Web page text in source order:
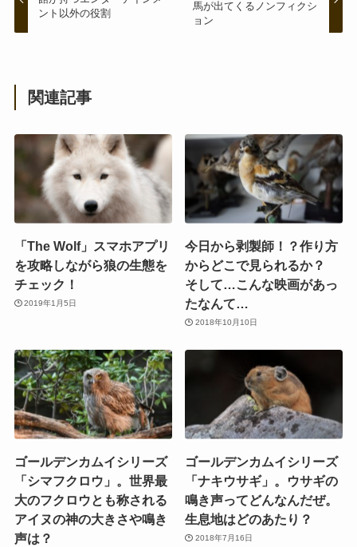
ント以外の役割
馬が出てくるノンフィクシ
ョン
関連記事
「The Wolf」スマホアプリ
を攻略しながら狼の生態を
チェック！
2019年1月5日
今日から剥製師！？作り方
からどこで見られるか？
そして…こんな映画があっ
たなんて…
2018年10月10日
ゴールデンカムイシリーズ
「シマフクロウ」。世界最
大のフクロウとも称される
アイヌの神の大きさや鳴き
声は？
ゴールデンカムイシリーズ
「ナキウサギ」。ウサギの
鳴き声ってどんなんだぜ。
生息地はどのあたり？
2018年7月16日